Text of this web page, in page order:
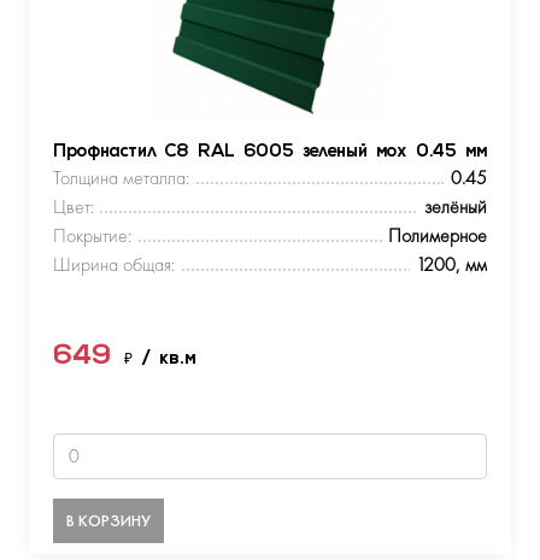
Профнастил С8 RAL 6005 зеленый мох 0.45 мм
Толщина металла:
0.45
Цвет:
зелёный
Покрытие:
Полимерное
Ширина общая:
1200, мм
649 ₽ / кв.м
В КОРЗИНУ